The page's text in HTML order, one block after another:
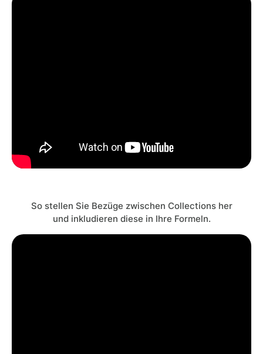
So stellen Sie Bezüge zwischen Collections her
und inkludieren diese in Ihre Formeln.